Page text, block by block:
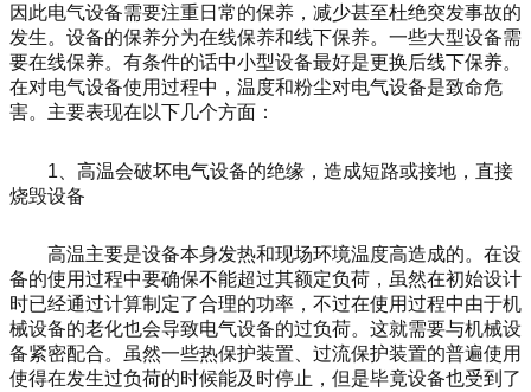
因此电气设备需要注重日常的保养，减少甚至杜绝突发事故的
发生。设备的保养分为在线保养和线下保养。一些大型设备需
要在线保养。有条件的话中小型设备最好是更换后线下保养。
在对电气设备使用过程中，温度和粉尘对电气设备是致命危
害。主要表现在以下几个方面：
1、高温会破坏电气设备的绝缘，造成短路或接地，直接
烧毁设备
高温主要是设备本身发热和现场环境温度高造成的。在设
备的使用过程中要确保不能超过其额定负荷，虽然在初始设计
时已经通过计算制定了合理的功率，不过在使用过程中由于机
械设备的老化也会导致电气设备的过负荷。这就需要与机械设
备紧密配合。虽然一些热保护装置、过流保护装置的普遍使用
使得在发生过负荷的时候能及时停止，但是毕竟设备也受到了